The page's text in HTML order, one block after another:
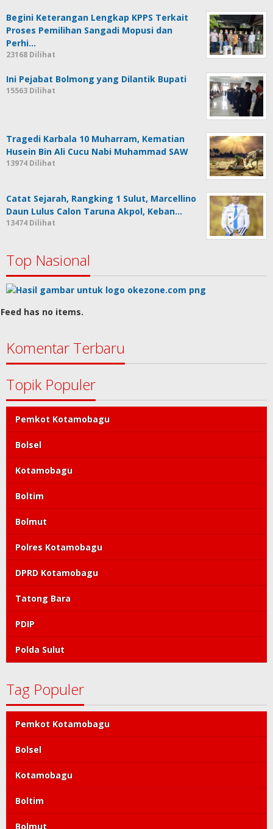
Begini Keterangan Lengkap KPPS Terkait
Proses Pemilihan Sangadi Mopusi dan
Perhi…
23168 Dilihat
Ini Pejabat Bolmong yang Dilantik Bupati
15563 Dilihat
Tragedi Karbala 10 Muharram, Kematian
Husein Bin Ali Cucu Nabi Muhammad SAW
13974 Dilihat
Catat Sejarah, Rangking 1 Sulut, Marcellino
Daun Lulus Calon Taruna Akpol, Keban…
13474 Dilihat
Top Nasional
Feed has no items.
Komentar Terbaru
Topik Populer
Pemkot Kotamobagu
Bolsel
Kotamobagu
Boltim
Bolmut
Polres Kotamobagu
DPRD Kotamobagu
Tatong Bara
PDIP
Polda Sulut
Tag Populer
Pemkot Kotamobagu
Bolsel
Kotamobagu
Boltim
Bolmut